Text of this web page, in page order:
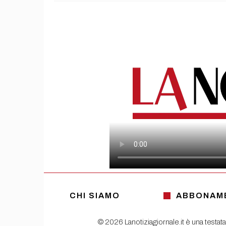
CHI SIAMO
© 2026 Lanotiziagiornale.it è una